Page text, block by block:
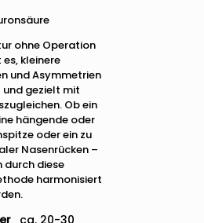
ohne Operation
kleinere
und Asymmetrien
gezielt mit
Ob ein
hängende oder
oder ein zu
Nasenrücken –
durch diese
harmonisiert
ca. 20-30